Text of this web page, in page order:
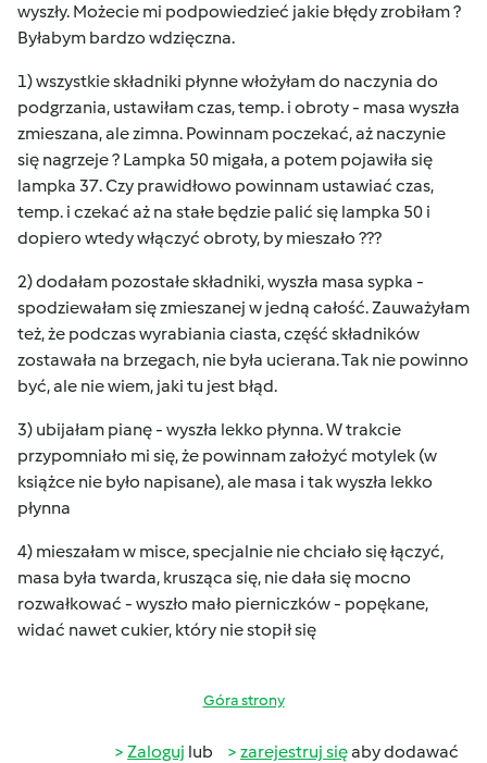
wyszły. Możecie mi podpowiedzieć jakie błędy zrobiłam ?
Byłabym bardzo wdzięczna.
1) wszystkie składniki płynne włożyłam do naczynia do
podgrzania, ustawiłam czas, temp. i obroty - masa wyszła
zmieszana, ale zimna. Powinnam poczekać, aż naczynie
się nagrzeje ? Lampka 50 migała, a potem pojawiła się
lampka 37. Czy prawidłowo powinnam ustawiać czas,
temp. i czekać aż na stałe będzie palić się lampka 50 i
dopiero wtedy włączyć obroty, by mieszało ???
2) dodałam pozostałe składniki, wyszła masa sypka -
spodziewałam się zmieszanej w jedną całość. Zauważyłam
też, że podczas wyrabiania ciasta, część składników
zostawała na brzegach, nie była ucierana. Tak nie powinno
być, ale nie wiem, jaki tu jest błąd.
3) ubijałam pianę - wyszła lekko płynna. W trakcie
przypomniało mi się, że powinnam założyć motylek (w
książce nie było napisane), ale masa i tak wyszła lekko
płynna
4) mieszałam w misce, specjalnie nie chciało się łączyć,
masa była twarda, krusząca się, nie dała się mocno
rozwałkować - wyszło mało pierniczków - popękane,
widać nawet cukier, który nie stopił się
Góra strony
Zaloguj lub zarejestruj sięaby dodawać